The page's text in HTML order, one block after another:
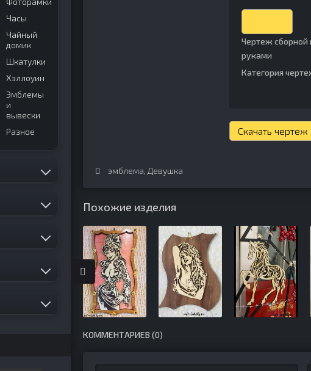
Чертеж сборной
руками
Категория
Скачать чертеж
эмблема, Девушка
Похожие изделия
КОММЕНТАРИЕВ (0)
Часы
Чайный
домик
Шкатулки
Хэллоуин
Эмблемы
и
вывески
Разное